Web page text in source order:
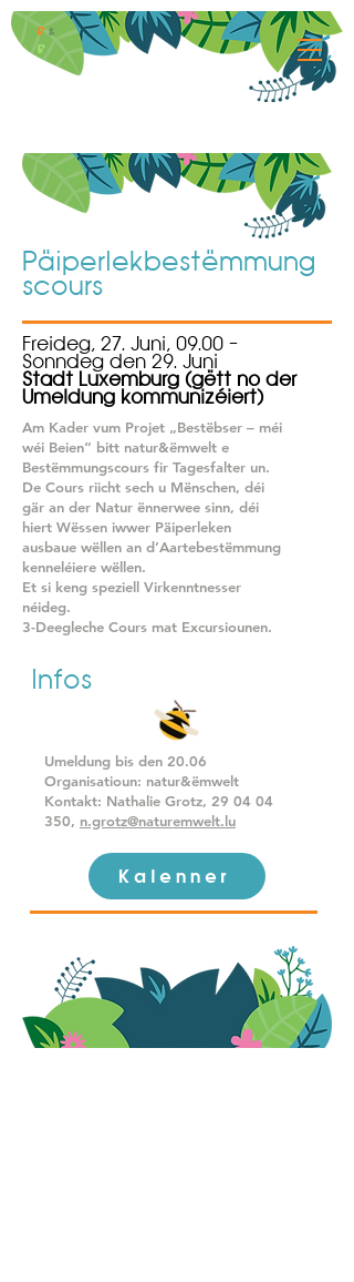
B &
B
Päiperlekbestëmmung
scours
Freideg, 27. Juni, 09.00 –
Sonndeg den 29. Juni
Stadt Luxemburg (gëtt no der
Umeldung kommunizéiert)
Am Kader vum Projet „Bestëbser – méi
wéi Beien“ bitt natur&ëmwelt e
Bestëmmungscours fir Tagesfalter un.
De Cours riicht sech u Mënschen, déi
gär an der Natur ënnerwee sinn, déi
hiert Wëssen iwwer Päiperleken
ausbaue wëllen an d’Aartebestëmmung
kenneléiere wëllen.
Et si keng speziell Virkenntnesser
néideg.
3-Deegleche Cours mat Excursiounen.
Infos
Umeldung bis den 20.06
Organisatioun: natur&ëmwelt
Kontakt: Nathalie Grotz, 29 04 04
350, n.grotz@naturemwelt.lu
Kalenner